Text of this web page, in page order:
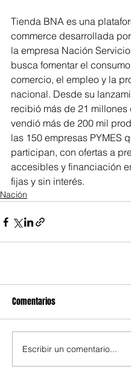
Tienda BNA es una
commerce desarrollada
la empresa Nación
busca fomentar el
comercio, el empleo y la
nacional. Desde su
recibió más de 21 millones
vendió más de 200 mil
las 150 empresas PYMES
participan, con ofertas a
accesibles y financiación
fijas y sin interés.
Nación
Comentarios
Escribir un comentario...